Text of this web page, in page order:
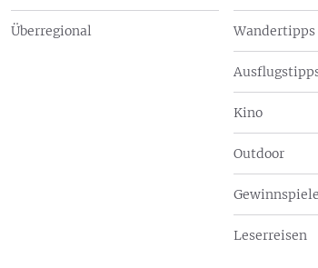
Überregional Wandertipps
Kino
Outdoor
Gewinnspiele
Leserreisen